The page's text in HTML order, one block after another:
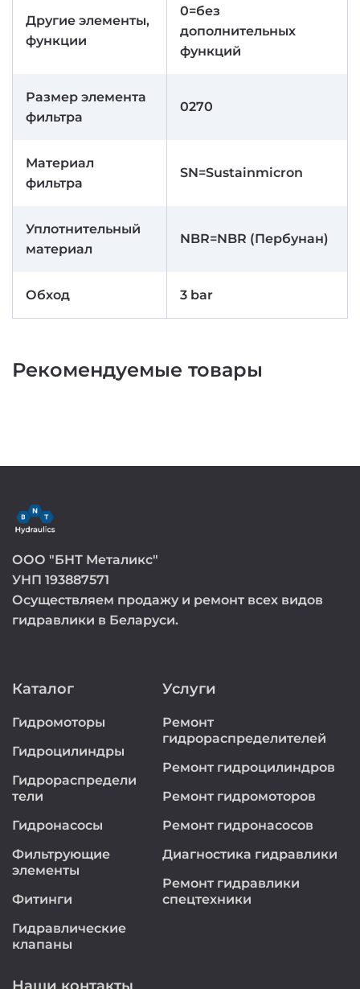
Другие элементы,
функции
0=без
дополнительных
функций
Размер элемента
фильтра
0270
Материал
фильтра
SN=Sustainmicron
Уплотнительный
материал
NBR=NBR (Пербунан)
Обход 3 bar
Рекомендуемые товары
ООО "БНТ Металикс"
УНП 193887571
Осуществляем продажу и ремонт всех видов
гидравлики в Беларуси.
Каталог
Гидромоторы
Гидроцилиндры
Гидрораспредели
тели
Гидронасосы
Фильтрующие
элементы
Фитинги
Гидравлические
клапаны
Услуги
Ремонт
гидрораспределителей
Ремонт гидроцилиндров
Ремонт гидромоторов
Ремонт гидронасосов
Диагностика гидравлики
Ремонт гидравлики
спецтехники